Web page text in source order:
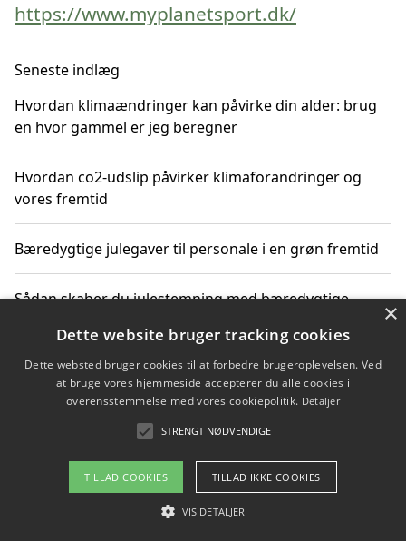
https://www.myplanetsport.dk/
Seneste indlæg
Hvordan klimaændringer kan påvirke din alder: brug
en hvor gammel er jeg beregner
Hvordan co2-udslip påvirker klimaforandringer og
vores fremtid
Bæredygtige julegaver til personale i en grøn fremtid
Sådan skaber du julestemning med bæredygtige
Sådan skaber du et bæredygtigt hjem med familien i
Copyright 2026 - Pilanto Aps
Om / kontakt
×
Dette website bruger tracking cookies
Dette websted bruger cookies til at forbedre brugeroplevelsen. Ved
at bruge vores hjemmeside accepterer du alle cookies i
overensstemmelse med vores cookiepolitik. Detaljer
STRENGT NØDVENDIGE
TILLAD COOKIES TILLAD IKKE COOKIES
VIS DETALJER